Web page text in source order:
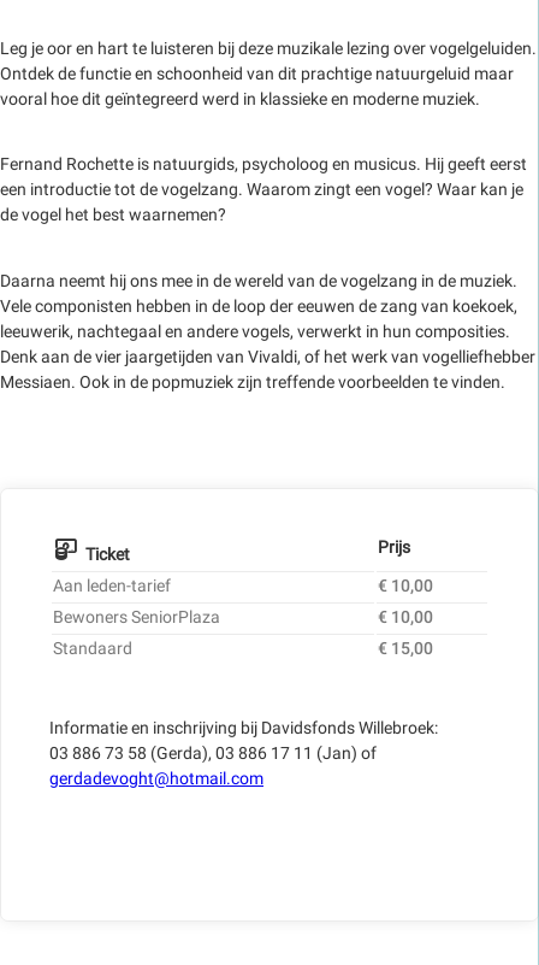
Leg je oor en hart te luisteren bij deze muzikale lezing over vogelgeluiden.
Ontdek de functie en schoonheid van dit prachtige natuurgeluid maar
vooral hoe dit geïntegreerd werd in klassieke en moderne muziek.
Fernand Rochette is natuurgids, psycholoog en musicus. Hij geeft eerst
een introductie tot de vogelzang. Waarom zingt een vogel? Waar kan je
de vogel het best waarnemen?
Daarna neemt hij ons mee in de wereld van de vogelzang in de muziek.
Vele componisten hebben in de loop der eeuwen de zang van koekoek,
leeuwerik, nachtegaal en andere vogels, verwerkt in hun composities.
Denk aan de vier jaargetijden van Vivaldi, of het werk van vogelliefhebber
Messiaen. Ook in de popmuziek zijn treffende voorbeelden te vinden.
Ticket
Prijs
Aan leden-tarief
€ 10,00
Bewoners SeniorPlaza
€ 10,00
Standaard
€ 15,00
Informatie en inschrijving bij Davidsfonds Willebroek:
03 886 73 58 (Gerda), 03 886 17 11 (Jan) of
gerdadevoght@hotmail.com